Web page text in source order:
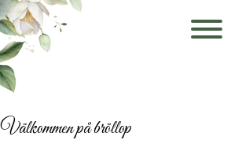
VÄLKOMMEN
BRÖLLOPET
GÄSTBOK
Välkommen på bröllop